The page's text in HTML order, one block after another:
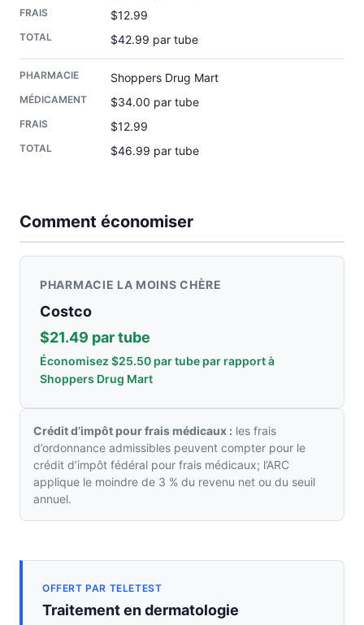
$12.99
$42.99 par tube
Shoppers Drug Mart
$34.00 par tube
$12.99
$46.99 par tube
Comment économiser
PHARMACIE LA MOINS CHÈRE
Costco
$21.49 par tube
Économisez $25.50 par tube par rapport à
Shoppers Drug Mart
Crédit d’impôt pour frais médicaux : les frais
d’ordonnance admissibles peuvent compter pour le
crédit d’impôt fédéral pour frais médicaux; l’ARC
applique le moindre de 3 % du revenu net ou du seuil
annuel.
OFFERT PAR TELETEST
Traitement en dermatologie